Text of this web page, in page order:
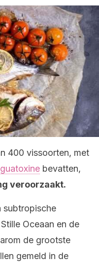
400 vissoorten, met
bevatten,
veroorzaakt.
subtropische
Oceaan en de
de grootste
gemeld in de